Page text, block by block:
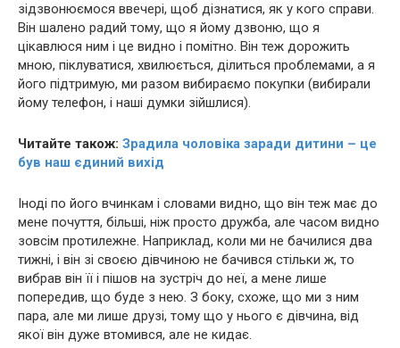
зідзвонюємося ввечері, щоб дізнатися, як у кого справи.
Він шалено радий тому, що я йому дзвоню, що я
цікавлюся ним і це видно і помітно. Він теж дорожить
мною, піклуватися, хвилюється, ділиться проблемами, а я
його підтримую, ми разом вибираємо покупки (вибирали
йому телефон, і наші думки зійшлися).
Читайте також: Зрадила чоловіка заради дитини – це
був наш єдиний вихід
Іноді по його вчинкам і словами видно, що він теж має до
мене почуття, більші, ніж просто дружба, але часом видно
зовсім протилежне. Наприклад, коли ми не бачилися два
тижні, і він зі своєю дівчиною не бачився стільки ж, то
вибрав він її і пішов на зустріч до неї, а мене лише
попередив, що буде з нею. З боку, схоже, що ми з ним
пара, але ми лише друзі, тому що у нього є дівчина, від
якої він дуже втомився, але не кидає.